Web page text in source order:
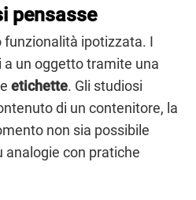
pensasse
funzionalità ipotizzata. I
un oggetto tramite una
etichette. Gli studiosi
di un contenitore, la
non sia possibile
analogie con pratiche